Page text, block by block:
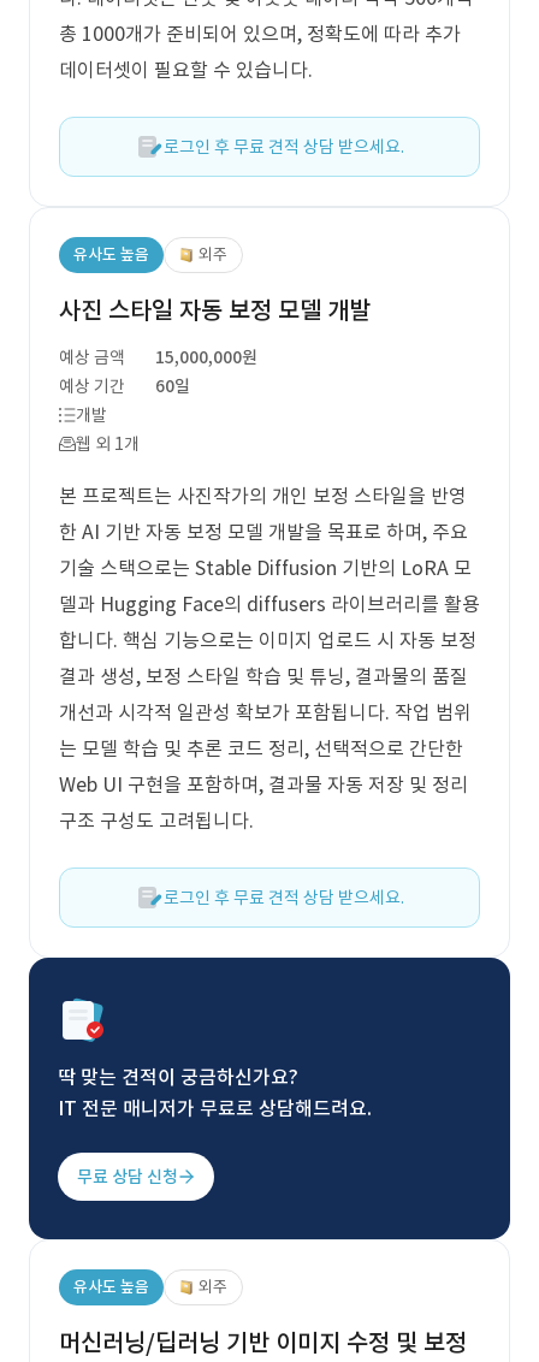
총 1000개가 준비되어 있으며, 정확도에 따라 추가
데이터셋이 필요할 수 있습니다.
로그인 후 무료 견적 상담 받으세요.
유사도 높음 외주
사진 스타일 자동 보정 모델 개발
예상 금액
15,000,000원
예상 기간
60일
개발
웹 외 1개
본 프로젝트는 사진작가의 개인 보정 스타일을 반영
한 AI 기반 자동 보정 모델 개발을 목표로 하며, 주요
기술 스택으로는 Stable Diffusion 기반의 LoRA 모
델과 Hugging Face의 diffusers 라이브러리를 활용
합니다. 핵심 기능으로는 이미지 업로드 시 자동 보정
결과 생성, 보정 스타일 학습 및 튜닝, 결과물의 품질
개선과 시각적 일관성 확보가 포함됩니다. 작업 범위
는 모델 학습 및 추론 코드 정리, 선택적으로 간단한
Web UI 구현을 포함하며, 결과물 자동 저장 및 정리
구조 구성도 고려됩니다.
로그인 후 무료 견적 상담 받으세요.
딱 맞는 견적이 궁금하신가요?
IT 전문 매니저가 무료로 상담해드려요.
무료 상담 신청
유사도 높음 외주
머신러닝/딥러닝 기반 이미지 수정 및 보정